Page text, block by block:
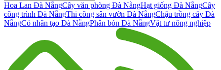
Hoa Lan Đà NẵngCây văn phòng Đà NẵngHạt giống Đà NẵngCây
công trình Đà NẵngThi công sân vườn Đà NẵngChậu trồng cây Đà
NẵngCỏ nhân tạo Đà NẵngPhân bón Đà NẵngVật tư nông nghiệp